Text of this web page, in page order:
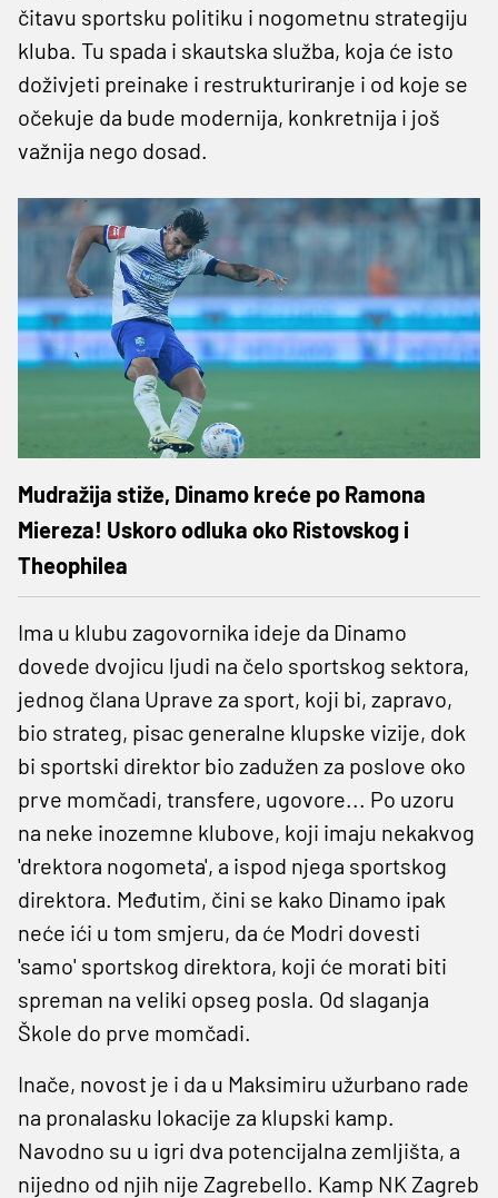
čitavu sportsku politiku i nogometnu strategiju
kluba. Tu spada i skautska služba, koja će isto
doživjeti preinake i restrukturiranje i od koje se
očekuje da bude modernija, konkretnija i još
važnija nego dosad.
Mudražija stiže, Dinamo kreće po Ramona
Miereza! Uskoro odluka oko Ristovskog i
Theophilea
Ima u klubu zagovornika ideje da Dinamo
dovede dvojicu ljudi na čelo sportskog sektora,
jednog člana Uprave za sport, koji bi, zapravo,
bio strateg, pisac generalne klupske vizije, dok
bi sportski direktor bio zadužen za poslove oko
prve momčadi, transfere, ugovore... Po uzoru
na neke inozemne klubove, koji imaju nekakvog
'drektora nogometa', a ispod njega sportskog
direktora. Međutim, čini se kako Dinamo ipak
neće ići u tom smjeru, da će Modri dovesti
'samo' sportskog direktora, koji će morati biti
spreman na veliki opseg posla. Od slaganja
Škole do prve momčadi.
Inače, novost je i da u Maksimiru užurbano rade
na pronalasku lokacije za klupski kamp.
Navodno su u igri dva potencijalna zemljišta, a
nijedno od njih nije Zagrebello. Kamp NK Zagreb